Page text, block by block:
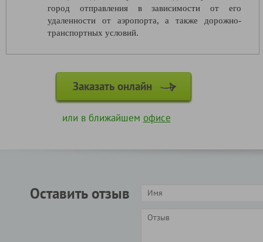
город отправления в зависимости от его
удаленности от аэропорта, а также дорожно-
транспортных условий.
Заказать онлайн
или в ближайшем офисе
Оставить отзыв